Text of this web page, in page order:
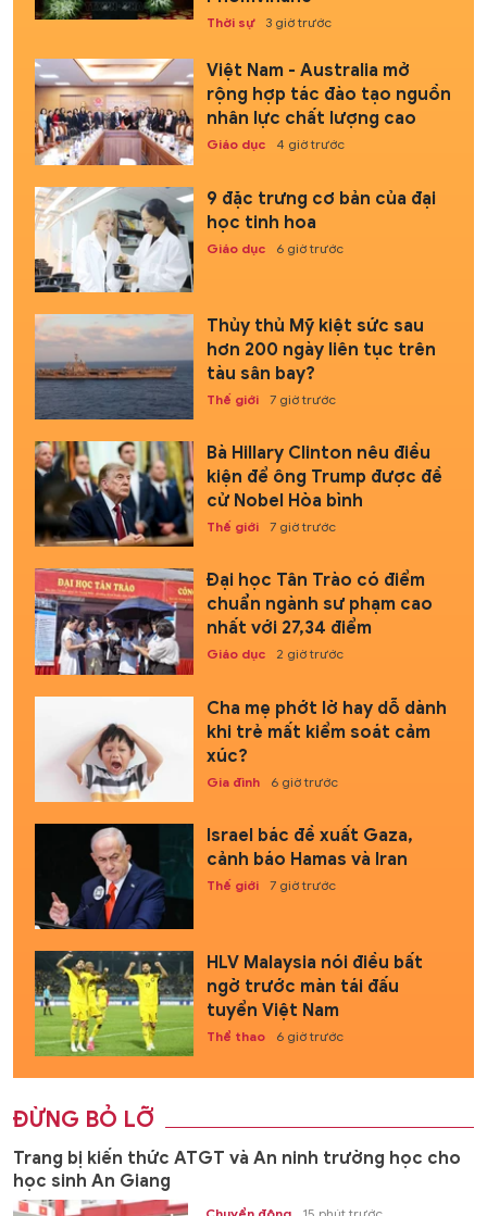
Thời sự 3 giờ trước
Việt Nam - Australia mở
rộng hợp tác đào tạo nguồn
nhân lực chất lượng cao
Giáo dục 4 giờ trước
9 đặc trưng cơ bản của đại
học tinh hoa
Giáo dục 6 giờ trước
Thủy thủ Mỹ kiệt sức sau
hơn 200 ngày liên tục trên
tàu sân bay?
Thế giới 7 giờ trước
Bà Hillary Clinton nêu điều
kiện để ông Trump được đề
cử Nobel Hòa bình
Thế giới 7 giờ trước
Đại học Tân Trào có điểm
chuẩn ngành sư phạm cao
nhất với 27,34 điểm
Giáo dục 2 giờ trước
Cha mẹ phớt lờ hay dỗ dành
khi trẻ mất kiểm soát cảm
xúc?
Gia đình 6 giờ trước
Israel bác đề xuất Gaza,
cảnh báo Hamas và Iran
Thế giới 7 giờ trước
HLV Malaysia nói điều bất
ngờ trước màn tái đấu
tuyển Việt Nam
Thể thao 6 giờ trước
ĐỪNG BỎ LỠ
Trang bị kiến thức ATGT và An ninh trường học cho
học sinh An Giang